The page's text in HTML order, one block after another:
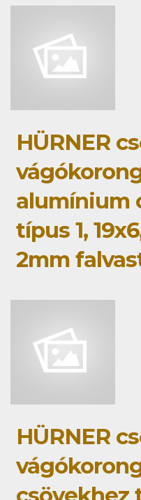
HÜRNER
alumínium
típus 1,
2mm
HÜRNER